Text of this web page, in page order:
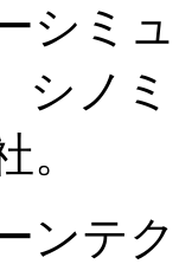
シミ
シノ
。
ンテ